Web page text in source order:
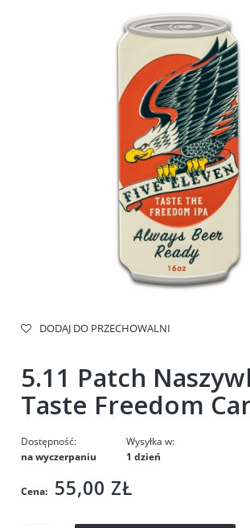
DODAJ DO PRZECHOWALNI
5.11 Patch
Taste Freedom
Dostępność:
na wyczerpaniu
Wysyłka w:
1 dzień
Cena: 55,00 ZŁ